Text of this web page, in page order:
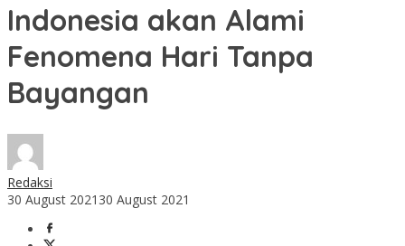
Indonesia akan Alami
Fenomena Hari Tanpa
Bayangan
Redaksi
30 August 2021 30 August 2021